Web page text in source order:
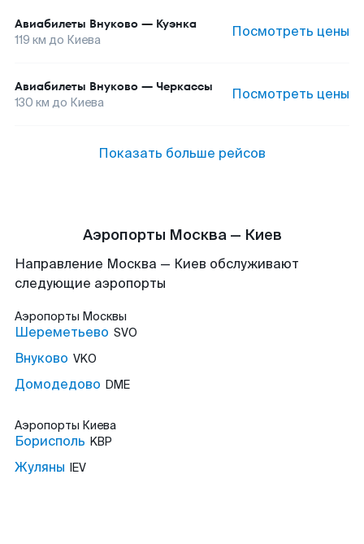
Авиабилеты Внуково — Куэнка
119 км до Киева Посмотреть цены
Авиабилеты Внуково — Черкассы
130 км до Киева Посмотреть цены
Показать больше рейсов
Аэропорты Москва — Киев
Направление Москва — Киев обслуживают
следующие аэропорты
Аэропорты Москвы
Шереметьево SVO
Внуково VKO
Домодедово DME
Аэропорты Киева
Борисполь KBP
Жуляны IEV